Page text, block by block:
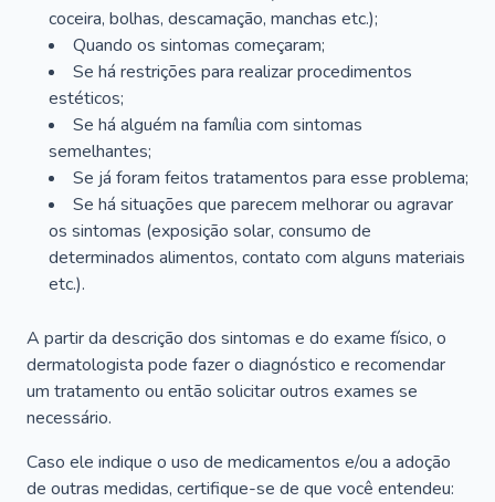
coceira, bolhas, descamação, manchas etc.);
Quando os sintomas começaram;
Se há restrições para realizar procedimentos
estéticos;
Se há alguém na família com sintomas
semelhantes;
Se já foram feitos tratamentos para esse problema;
Se há situações que parecem melhorar ou agravar
os sintomas (exposição solar, consumo de
determinados alimentos, contato com alguns materiais
etc.).
A partir da descrição dos sintomas e do exame físico, o
dermatologista pode fazer o diagnóstico e recomendar
um tratamento ou então solicitar outros exames se
necessário.
Caso ele indique o uso de medicamentos e/ou a adoção
de outras medidas, certifique-se de que você entendeu: